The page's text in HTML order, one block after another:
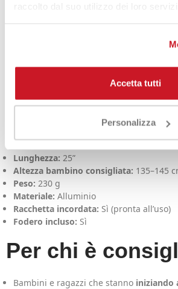
raccolto dal suo utilizzo dei loro servizi.
Accetta tutti
Personalizza
è ideale per le
allenamento. Una soluzione pratica per
giovani giocatori nella crescita, con una
tempo.
Specifiche
Lunghezza: 25”
Altezza bambino consigliata: 135–145
Peso: 230 g
Materiale: Alluminio
Racchetta incordata: Sì (pronta all’uso)
Fodero incluso: Sì
Per chi è
Bambini e ragazzi che stanno iniziando